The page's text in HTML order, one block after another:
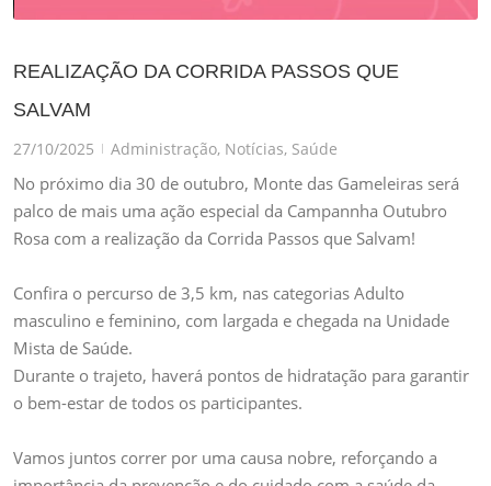
REALIZAÇÃO DA CORRIDA PASSOS QUE
SALVAM
27/10/2025 | Administração, Notícias, Saúde
No próximo dia 30 de outubro, Monte das Gameleiras será
palco de mais uma ação especial da Campannha Outubro
Rosa com a realização da Corrida Passos que Salvam!
Confira o percurso de 3,5 km, nas categorias Adulto
masculino e feminino, com largada e chegada na Unidade
Mista de Saúde.
Durante o trajeto, haverá pontos de hidratação para garantir
o bem-estar de todos os participantes.
Vamos juntos correr por uma causa nobre, reforçando a